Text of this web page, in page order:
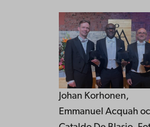
Johan Korhonen,
Emmanuel Acquah